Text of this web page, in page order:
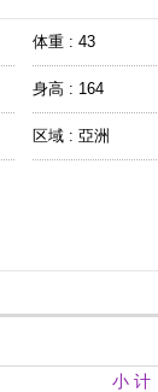
体重 : 43
身高 : 164
区域 : 亞洲
小 计